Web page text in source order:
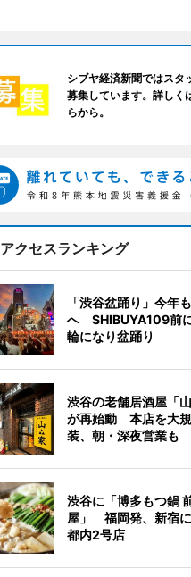
シブヤ経済新聞ではスタ
募集しています。詳しく
らから。
アクセスランキング
「渋谷盆踊り」今年
へ SHIBUYA109前に
輪になり盆踊り
渋谷の老舗居酒屋「山
が再始動 本店を大
装、朝・深夜営業も
渋谷に「博多もつ鍋
屋」 福岡発、新宿
都内2号店